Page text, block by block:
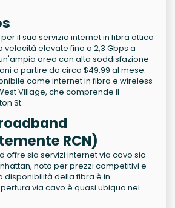
il suo servizio internet in fibra ottica
elevate fino a 2,3 Gbps a
area con alta soddisfazione
a partire da circa $49,99 al mese.
come internet in fibra e wireless
Village, che comprende il
St.
RCN)
offre sia servizi internet via cavo sia
noto per prezzi competitivi e
disponibilità della fibra è in
via cavo è quasi ubiqua nel